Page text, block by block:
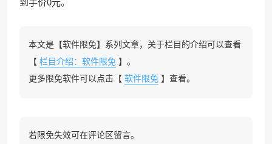
本文是【软件限免】系列文章，关于栏目的介绍可以查看
【 栏目介绍：软件限免 】。
更多限免软件可以点击【 软件限免 】查看。
若限免失效可在评论区留言。